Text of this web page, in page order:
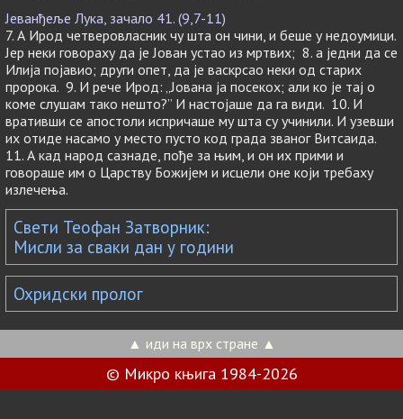
Јеванђеље Лука, зачало 41. (9,7-11)
7. А Ирод четверовласник чу шта он чини, и беше у недоумици.
Јер неки говораху да је Јован устао из мртвих; 8. а једни да се
Илија појавио; други опет, да је васкрсао неки од старих
пророка. 9. И рече Ирод: „Јована ја посекох; али ко је тај о
коме слушам тако нешто?” И настојаше да га види. 10. И
вративши се апостоли испричаше му шта су учинили. И узевши
их отиде насамо у место пусто код града званог Витсаида.
11. А кад народ сазнаде, пође за њим, и он их прими и
говораше им о Царству Божијем и исцели оне који требаху
излечења.
Свети Теофан Затворник:
Мисли за сваки дан у години
Охридски пролог
▲ иди на врх стране ▲
© Микро књига 1984-2026